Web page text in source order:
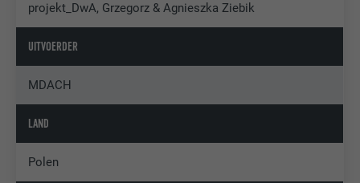
projekt_DwA, Grzegorz & Agnieszka Ziebik
UITVOERDER
MDACH
LAND
Polen